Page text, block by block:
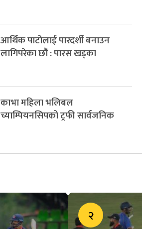
आर्थिक पाटोलाई पारदर्शी बनाउन
लागिपरेका छौं : पारस खड्का
काभा महिला भलिबल
च्याम्पियनसिपको ट्रफी सार्वजनिक
२